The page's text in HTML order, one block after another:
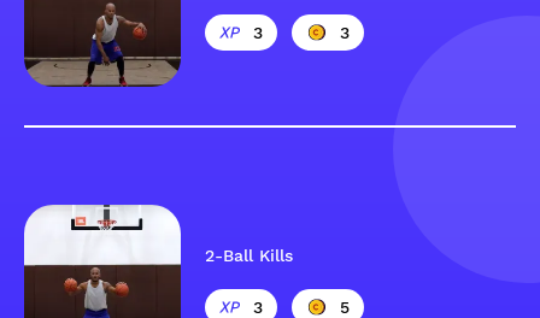
3 3
2-Ball Kills
3 5